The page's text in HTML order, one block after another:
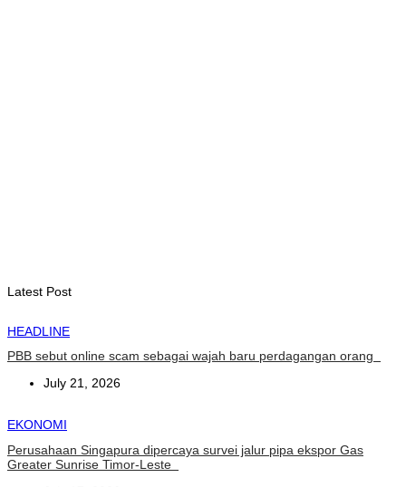
Latest Post
HEADLINE
PBB sebut online scam sebagai wajah baru perdagangan orang
July 21, 2026
EKONOMI
Perusahaan Singapura dipercaya survei jalur pipa ekspor Gas
Greater Sunrise Timor-Leste